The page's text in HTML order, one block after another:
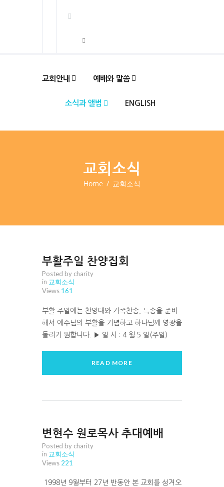
교회안내 예배와 말씀
소식과 앨범 ENGLISH
교회소식
Home 교회소식
부활주일 찬양집회
Posted by charity
in 교회소식
Views 161
부활 주일에는 찬양대와 가족찬송, 특송을 준비
해서 예수님의 부활을 기념하고 하나님께 영광을
돌리기 원합니다. ▶ 일 시 : 4 월 5 일(주일)
READ MORE
변현수 원로목사 추대예배
Posted by charity
in 교회소식
Views 221
1998년 9월부터 27년 반동안 본 교회를 섬겨오